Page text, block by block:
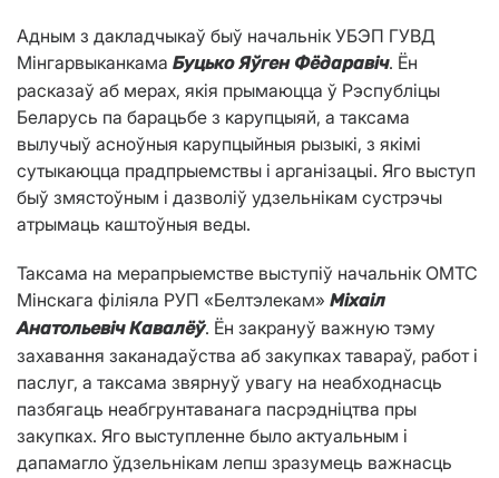
Адным з дакладчыкаў быў начальнік УБЭП ГУВД
Мінгарвыканкама Буцько Яўген Фёдаравіч. Ён
расказаў аб мерах, якія прымаюцца ў Рэспубліцы
Беларусь па барацьбе з карупцыяй, а таксама
вылучыў асноўныя карупцыйныя рызыкі, з якімі
сутыкаюцца прадпрыемствы і арганізацыі. Яго выступ
быў змястоўным і дазволіў удзельнікам сустрэчы
атрымаць каштоўныя веды.
Таксама на мерапрыемстве выступіў начальнік ОМТС
Мінскага філіяла РУП «Белтэлекам» Міхаіл
Анатольевіч Кавалёў. Ён закрануў важную тэму
захавання заканадаўства аб закупках тавараў, работ і
паслуг, а таксама звярнуў увагу на неабходнасць
пазбягаць неабгрунтаванага пасрэдніцтва пры
закупках. Яго выступленне было актуальным і
дапамагло ўдзельнікам лепш зразумець важнасць